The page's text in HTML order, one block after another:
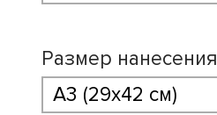
Размер нанесения